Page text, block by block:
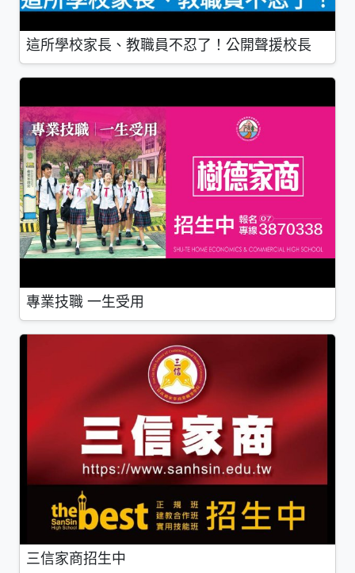
這所學校家長、教職員不忍了！公開聲援校長
專業技職 一生受用
三信家商招生中